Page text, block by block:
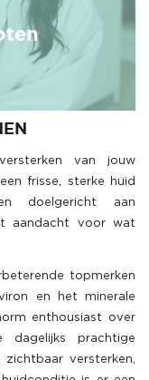
van jouw
frisse, sterke huid
doelgericht aan
aandacht voor wat
topmerken
en het minerale
enthousiast over
dagelijks prachtige
versterken,